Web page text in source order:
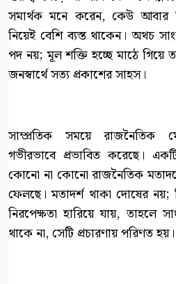
সমার্থক মনে করেন, কেউ আবার
নিয়েই বেশি ব্যস্ত থাকেন। অথচ
পদ নয়; মূল শক্তি হচ্ছে মাঠে গিয়ে
জনস্বার্থে সত্য প্রকাশের সাহস।
সাম্প্রতিক সময়ে রাজনৈতিক
গভীরভাবে প্রভাবিত করেছে।
কোনো না কোনো রাজনৈতিক
ফেলছে। মতাদর্শ থাকা দোষের নয়;
নিরপেক্ষতা হারিয়ে যায়, তাহলে
থাকে না, সেটি প্রচারণায় পরিণত হয়।